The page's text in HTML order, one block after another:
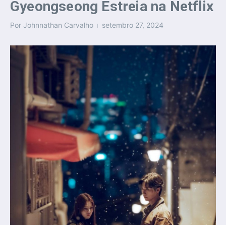
Gyeongseong Estreia na Netflix
Por Johnnathan Carvalho setembro 27, 2024